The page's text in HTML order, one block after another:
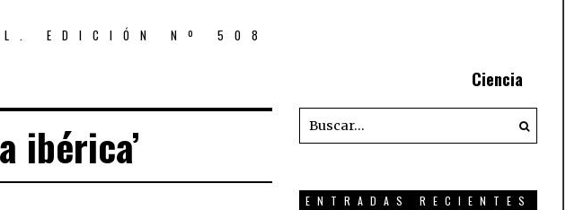
EDICIÓN Nº 508
Ciencia
ibérica’
ENTRADAS RECIENTES